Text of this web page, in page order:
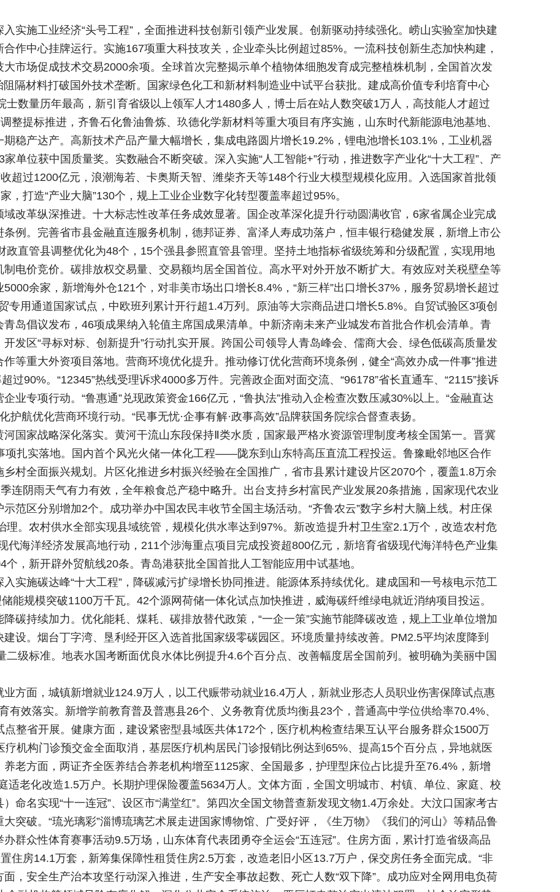
入实施工业经济“头号工程”，全面推进科技创新引领产业发展。创新驱动持续强化。崂山实验室加快建
作中心挂牌运行。实施167项重大科技攻关，企业牵头比例超过85%。一流科技创新生态加快构建，
市场促成技术交易2000余项。全球首次完整揭示单个植物体细胞发育成完整植株机制，全国首次发
隔材料打破国外技术垄断。国家绿色化工和新材料制造业中试平台获批。建成高价值专利培育中心
数量历年最高，新引育省级以上领军人才1480多人，博士后在站人数突破1万人，高技能人才超过
整提标推进，齐鲁石化鲁油鲁炼、玖德化学新材料等重大项目有序实施，山东时代新能源电池基地、
稳产达产。高新技术产品产量大幅增长，集成电路圆片增长19.2%，锂电池增长103.1%，工业机器
单位获中国质量奖。实数融合不断突破。深入实施“人工智能+”行动，推进数字产业化“十大工程”、产
超过1200亿元，浪潮海若、卡奥斯天智、潍柴齐天等148个行业大模型规模化应用。入选国家首批领
，打造“产业大脑”130个，规上工业企业数字化转型覆盖率超过95%。
域改革纵深推进。十大标志性改革任务成效显著。国企改革深化提升行动圆满收官，6家省属企业完成
例。完善省市县金融直连服务机制，德邦证券、富泽人寿成功落户，恒丰银行稳健发展，新增上市公
直管县调整优化为48个，15个强县参照直管县管理。坚持土地指标省级统筹和分级配置，实现用地
电价竞价。碳排放权交易量、交易额均居全国首位。高水平对外开放不断扩大。有效应对关税壁垒等
余家，新增海外仓121个，对非美市场出口增长8.4%，“新三样”出口增长37%，服务贸易增长超过
专用通道国家试点，中欧班列累计开行超1.4万列。原油等大宗商品进口增长5.8%。自贸试验区3项创
岛倡议发布，46项成果纳入轮值主席国成果清单。中新济南未来产业城发布首批合作机会清单。青
发区“寻标对标、创新提升”行动扎实开展。跨国公司领导人青岛峰会、儒商大会、绿色低碳高质量发
等重大外资项目落地。营商环境优化提升。推动修订优化营商环境条例，健全“高效办成一件事”推进
过90%。“12345”热线受理诉求4000多万件。完善政企面对面交流、“96178”省长直通车、“2115”接诉
业专项行动。“鲁惠通”兑现政策资金166亿元，“鲁执法”推动入企检查次数压减30%以上。“金融直达
航优化营商环境行动。“民事无忧·企事有解·政事高效”品牌获国务院综合督查表扬。
河国家战略深化落实。黄河干流山东段保持Ⅱ类水质，国家最严格水资源管理制度考核全国第一。晋冀
项扎实落地。国内首个风光火储一体化工程——陇东到山东特高压直流工程投运。鲁豫毗邻地区合作
村全面振兴规划。片区化推进乡村振兴经验在全国推广，省市县累计建设片区2070个，覆盖1.8万余
连阴雨天气有力有效，全年粮食总产稳中略升。出台支持乡村富民产业发展20条措施，国家现代农业
范区分别增加2个。成功举办中国农民丰收节全国主场活动。“齐鲁农云”数字乡村大脑上线。村庄保
。农村供水全部实现县域统管，规模化供水率达到97%。新改造提升村卫生室2.1万个，改造农村危
代海洋经济发展高地行动，211个涉海重点项目完成投资超800亿元，新培育省级现代海洋特色产业集
，新开辟外贸航线20条。青岛港获批全国首批人工智能应用中试基地。
入实施碳达峰“十大工程”，降碳减污扩绿增长协同推进。能源体系持续优化。建成国和一号核电示范工
能规模突破1100万千瓦。42个源网荷储一体化试点加快推进，威海碳纤维绿电就近消纳项目投运。
碳持续加力。优化能耗、煤耗、碳排放替代政策，“一企一策”实施节能降碳改造，规上工业单位增加
设。烟台丁字湾、垦利经开区入选首批国家级零碳园区。环境质量持续改善。PM2.5平均浓度降到
级标准。地表水国考断面优良水体比例提升4.6个百分点、改善幅度居全国前列。被明确为美丽中国
业方面，城镇新增就业124.9万人，以工代赈带动就业16.4万人，新就业形态人员职业伤害保障试点惠
有效落实。新增学前教育普及普惠县26个、义务教育优质均衡县23个，普通高中学位供给率70.4%、
点整省开展。健康方面，建设紧密型县域医共体172个，医疗机构检查结果互认平台服务群众1500万
机构门诊预交金全面取消，基层医疗机构居民门诊报销比例达到65%、提高15个百分点，异地就医
老方面，两证齐全医养结合养老机构增至1125家、全国最多，护理型床位占比提升至76.4%，新增
适老化改造1.5万户。长期护理保险覆盖5634万人。文体方面，全国文明城市、村镇、单位、家庭、校
命名实现“十一连冠”、设区市“满堂红”。第四次全国文物普查新发现文物1.4万余处。大汶口国家考古
突破。“琉光璃彩”淄博琉璃艺术展走进国家博物馆、广受好评，《生万物》《我们的河山》等精品鲁
群众性体育赛事活动9.5万场，山东体育代表团勇夺全运会“五连冠”。住房方面，累计打造省级高品
住房14.1万套，新筹集保障性租赁住房2.5万套，改造老旧小区13.7万户，保交房任务全面完成。“非
，安全生产治本攻坚行动深入推进，生产安全事故起数、死亡人数“双下降”。成功应对全网用电负荷